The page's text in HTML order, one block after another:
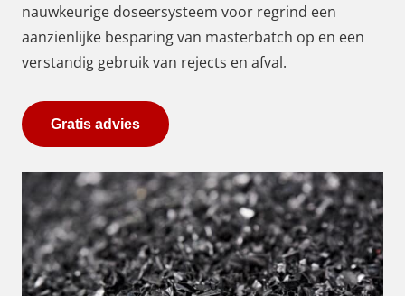
nauwkeurige doseersysteem voor regrind een
aanzienlijke besparing van masterbatch op en een
verstandig gebruik van rejects en afval.
Gratis advies